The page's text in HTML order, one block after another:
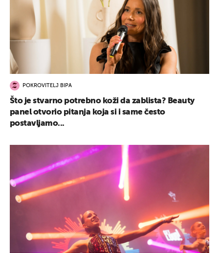
POKROVITELJ BIPA
Što je stvarno potrebno koži da zablista? Beauty
panel otvorio pitanja koja si i same često
postavljamo...